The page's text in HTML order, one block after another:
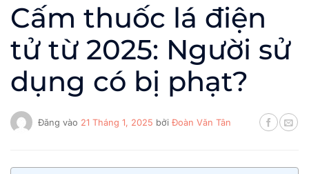
Cấm thuốc lá điện
tử từ 2025: Người sử
dụng có bị phạt?
Đăng vào 21 Tháng 1, 2025 bởi Đoàn Văn Tân